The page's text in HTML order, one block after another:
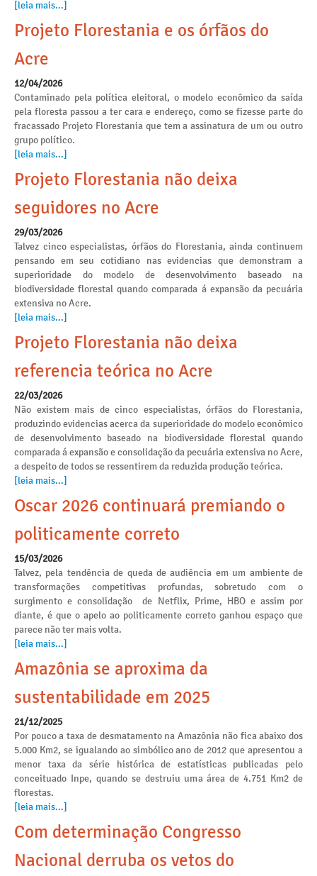
[leia mais...]
Projeto Florestania e os órfãos do
Acre
12/04/2026
Contaminado pela política eleitoral, o modelo econômico da saída
pela floresta passou a ter cara e endereço, como se fizesse parte do
fracassado Projeto Florestania que tem a assinatura de um ou outro
grupo político.
[leia mais...]
Projeto Florestania não deixa
seguidores no Acre
29/03/2026
Talvez cinco especialistas, órfãos do Florestania, ainda continuem
pensando em seu cotidiano nas evidencias que demonstram a
superioridade do modelo de desenvolvimento baseado na
biodiversidade florestal quando comparada á expansão da pecuária
extensiva no Acre.
[leia mais...]
Projeto Florestania não deixa
referencia teórica no Acre
22/03/2026
Não existem mais de cinco especialistas, órfãos do Florestania,
produzindo evidencias acerca da superioridade do modelo econômico
de desenvolvimento baseado na biodiversidade florestal quando
comparada á expansão e consolidação da pecuária extensiva no Acre,
a despeito de todos se ressentirem da reduzida produção teórica.
[leia mais...]
Oscar 2026 continuará premiando o
politicamente correto
15/03/2026
Talvez, pela tendência de queda de audiência em um ambiente de
transformações competitivas profundas, sobretudo com o
surgimento e consolidação de Netflix, Prime, HBO e assim por
diante, é que o apelo ao politicamente correto ganhou espaço que
parece não ter mais volta.
[leia mais...]
Amazônia se aproxima da
sustentabilidade em 2025
21/12/2025
Por pouco a taxa de desmatamento na Amazônia não fica abaixo dos
5.000 Km2, se igualando ao simbólico ano de 2012 que apresentou a
menor taxa da série histórica de estatísticas publicadas pelo
conceituado Inpe, quando se destruiu uma área de 4.751 Km2 de
florestas.
[leia mais...]
Com determinação Congresso
Nacional derruba os vetos do